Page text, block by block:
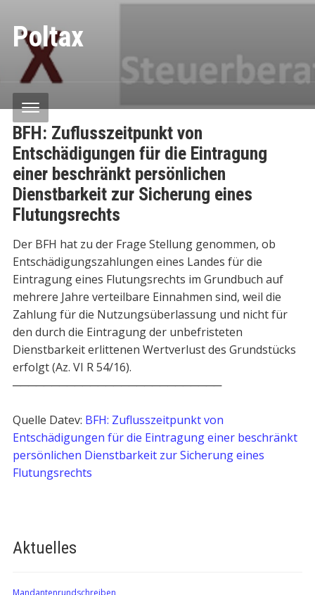
Poltax
Aktuelles
Mandantenrundschreiben
BFH: Zuflusszeitpunkt von
Entschädigungen für die Eintragung
einer beschränkt persönlichen
Dienstbarkeit zur Sicherung eines
Flutungsrechts
Der BFH hat zu der Frage Stellung genommen, ob
Entschädigungszahlungen eines Landes für die
Eintragung eines Flutungsrechts im Grundbuch auf
mehrere Jahre verteilbare Einnahmen sind, weil die
Zahlung für die Nutzungsüberlassung und nicht für
den durch die Eintragung der unbefristeten
Dienstbarkeit erlittenen Wertverlust des Grundstücks
erfolgt (Az. VI R 54/16).
───────────────────────────
Quelle Datev: BFH: Zuflusszeitpunkt von
Entschädigungen für die Eintragung einer beschränkt
persönlichen Dienstbarkeit zur Sicherung eines
Flutungsrechts